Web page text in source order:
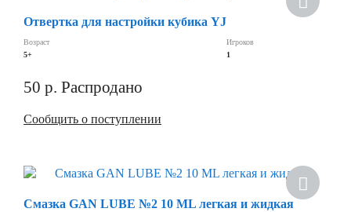
Отвертка для настройки кубика YJ
Возраст
5+
Игроков
1
50 р. Распродано
Сообщить о поступлении
Смазка GAN LUBE №2 10 ML легкая и жидкая